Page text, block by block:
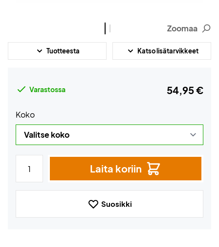
Zoomaa
Tuotteesta Katso lisätarvikkeet
Varastossa 54,95 €
Koko
Laita koriin
Suosikki